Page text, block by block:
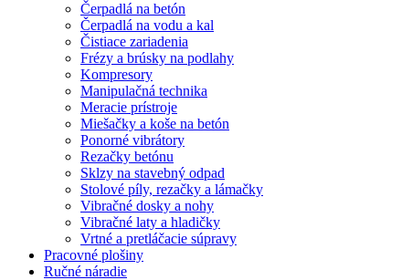
Čerpadlá na betón
Čerpadlá na vodu a kal
Čistiace zariadenia
Frézy a brúsky na podlahy
Kompresory
Manipulačná technika
Meracie prístroje
Miešačky a koše na betón
Ponorné vibrátory
Rezačky betónu
Sklzy na stavebný odpad
Stolové píly, rezačky a lámačky
Vibračné dosky a nohy
Vibračné laty a hladičky
Vrtné a pretláčacie súpravy
Pracovné plošiny
Ručné náradie